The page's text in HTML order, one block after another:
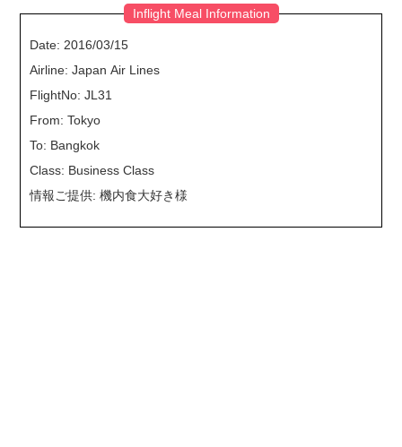
Inflight Meal Information
Date: 2016/03/15
Airline: Japan Air Lines
FlightNo: JL31
From: Tokyo
To: Bangkok
Class: Business Class
情報ご提供: 機内食大好き様